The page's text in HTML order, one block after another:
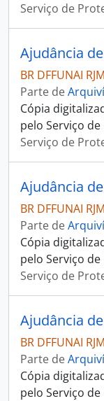
Serviço de
Ajudância
BR DFFUNAI
Parte de
Cópia
pelo Serviço
Serviço de
Ajudância
BR DFFUNAI
Parte de
Cópia
pelo Serviço
Serviço de
Ajudância
BR DFFUNAI
Parte de
Cópia
pelo Serviço